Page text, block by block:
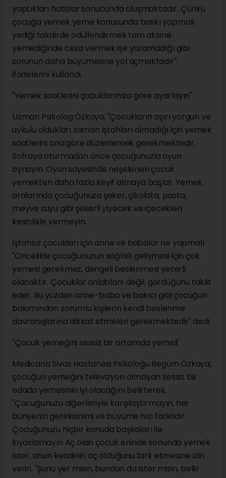
yaptıkları hatalar sonucunda oluşmaktadır. Çünkü
çocuğa yemek yeme konusunda baskı yapmak
yediği takdirde ödüllendirmek tam aksine
yemediğinde ceza vermek işe yaramadığı gibi
sorunun daha büyümesine yol açmaktadır"
ifadelerini kullandı.
"Yemek saatlerini çocuklarınıza göre ayarlayın"
Uzman Psikolog Özkaya, "Çocukların aşırı yorgun ve
uykulu oldukları zaman iştahları olmadığı için yemek
saatlerini ona göre düzenlemek gerekmektedir.
Sofraya oturmadan önce çocuğunuzla oyun
oynayın. Oyun sayesinde neşelenen çocuk
yemekten daha fazla keyif almaya başlar. Yemek
aralarında çocuğunuza şeker, çikolata, pasta,
meyve suyu gibi şekerli yiyecek ve içecekleri
kesinlikle vermeyin.
İştahsız çocukları için anne ve babalar ne yapmalı
"Öncelikle çocuğunuzun sağlıklı gelişmesi için çok
yemesi gerekmez, dengeli beslenmesi yeterli
olacaktır. Çocuklar anlatılanı değil, gördüğünü taklit
eder. Bu yüzden anne-baba ve bakıcı gibi çocuğun
bakımından sorumlu kişilerin kendi beslenme
davranışlarına dikkat etmeleri gerekmektedir" dedi.
"Çocuk yemeğini sessiz bir ortamda yemeli'
Medicana Sivas Hastanesi Psikoloğu Begüm Özkaya,
çocuğun yemeğini televizyon olmayan sessiz bir
odada yemesinin iyi olacağını belirterek,
"Çocuğunuzu diğerleriyle karşılaştırmayın, her
bünyenin gereksinimi ve büyüme hızı farklıdır.
Çocuğunuzu hiçbir konuda başkaları ile
kıyaslamayın Aç olan çocuk eninde sonunda yemek
ister, onun kendinin aç olduğunu fark etmesine izin
verin. "Şunu yer misin, bundan da ister misin, belki